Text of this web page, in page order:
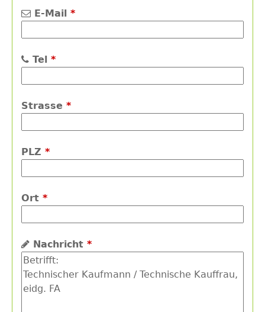
E-Mail *
Tel *
Strasse *
PLZ *
Ort *
Nachricht *